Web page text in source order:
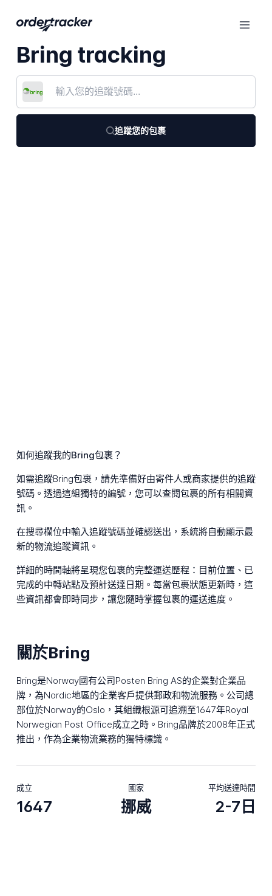
Bring tracking
追蹤您的包裹
如何追蹤我的Bring包裹？
如需追蹤Bring包裹，請先準備好由寄件人或商家提供的追蹤
號碼。透過這組獨特的編號，您可以查閱包裹的所有相關資
訊。
在搜尋欄位中輸入追蹤號碼並確認送出，系統將自動顯示最
新的物流追蹤資訊。
詳細的時間軸將呈現您包裹的完整運送歷程：目前位置、已
完成的中轉站點及預計送達日期。每當包裹狀態更新時，這
些資訊都會即時同步，讓您隨時掌握包裹的運送進度。
關於Bring
Bring是Norway國有公司Posten Bring AS的企業對企業品
牌，為Nordic地區的企業客戶提供郵政和物流服務。公司總
部位於Norway的Oslo，其組織根源可追溯至1647年Royal
Norwegian Post Office成立之時。Bring品牌於2008年正式
推出，作為企業物流業務的獨特標識。
成立
1647
國家
挪威
平均送達時間
2-7日